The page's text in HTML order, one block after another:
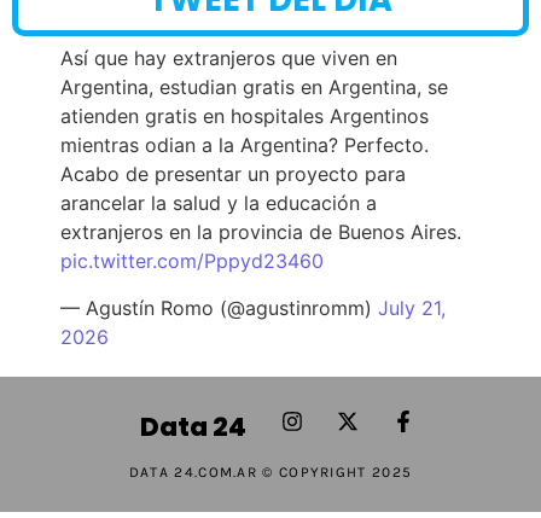
Así que hay extranjeros que viven en
Argentina, estudian gratis en Argentina, se
atienden gratis en hospitales Argentinos
mientras odian a la Argentina? Perfecto.
Acabo de presentar un proyecto para
arancelar la salud y la educación a
extranjeros en la provincia de Buenos Aires.
pic.twitter.com/Pppyd23460
— Agustín Romo (@agustinromm) July 21,
2026
Data 24
DATA 24.COM.AR © COPYRIGHT 2025